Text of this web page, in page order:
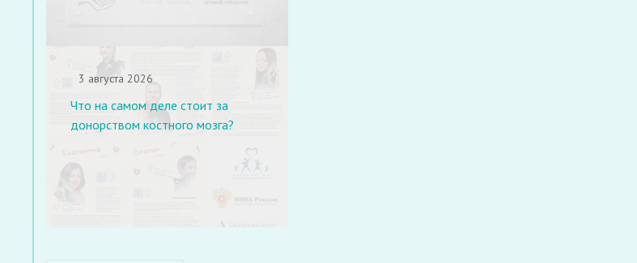
3 августа 2026
Что на самом деле стоит за
донорством костного мозга?